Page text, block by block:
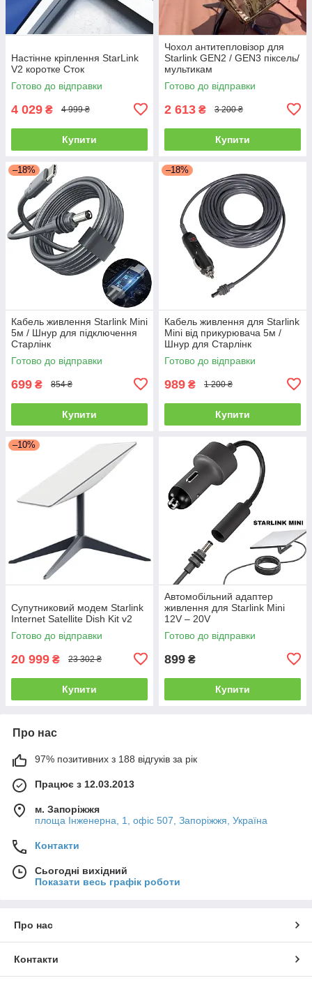
Настінне кріплення StarLink
V2 коротке Сток
Готово до відправки
4 029 ₴ 4 999 ₴
Купити
Чохол антитепловізор для
Starlink GEN2 / GEN3 піксель/
мультикам
Готово до відправки
2 613 ₴ 3 200 ₴
Купити
–18%
Кабель живлення Starlink Mini
5м / Шнур для підключення
Старлінк
Готово до відправки
699 ₴ 854 ₴
Купити
–18%
Кабель живлення для Starlink
Mini від прикурювача 5м /
Шнур для Старлінк
автомобільний
Готово до відправки
989 ₴ 1 200 ₴
Купити
–10%
Супутниковий модем Starlink
Internet Satellite Dish Kit v2
Готово до відправки
20 999 ₴ 23 302 ₴
Купити
Автомобільний адаптер
живлення для Starlink Mini
12V – 20V
Готово до відправки
899 ₴
Купити
Про нас
97% позитивних з 188 відгуків за рік
Працює з 12.03.2013
м. Запоріжжя
площа Інженерна, 1, офіс 507, Запоріжжя, Україна
Контакти
Сьогодні вихідний
Показати весь графік роботи
Про нас
Контакти